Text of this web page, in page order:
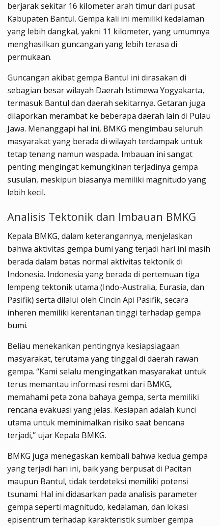
berjarak sekitar 16 kilometer arah timur dari pusat
Kabupaten Bantul. Gempa kali ini memiliki kedalaman
yang lebih dangkal, yakni 11 kilometer, yang umumnya
menghasilkan guncangan yang lebih terasa di
permukaan.
Guncangan akibat gempa Bantul ini dirasakan di
sebagian besar wilayah Daerah Istimewa Yogyakarta,
termasuk Bantul dan daerah sekitarnya. Getaran juga
dilaporkan merambat ke beberapa daerah lain di Pulau
Jawa. Menanggapi hal ini, BMKG mengimbau seluruh
masyarakat yang berada di wilayah terdampak untuk
tetap tenang namun waspada. Imbauan ini sangat
penting mengingat kemungkinan terjadinya gempa
susulan, meskipun biasanya memiliki magnitudo yang
lebih kecil.
Analisis Tektonik dan Imbauan BMKG
Kepala BMKG, dalam keterangannya, menjelaskan
bahwa aktivitas gempa bumi yang terjadi hari ini masih
berada dalam batas normal aktivitas tektonik di
Indonesia. Indonesia yang berada di pertemuan tiga
lempeng tektonik utama (Indo-Australia, Eurasia, dan
Pasifik) serta dilalui oleh Cincin Api Pasifik, secara
inheren memiliki kerentanan tinggi terhadap gempa
bumi.
Beliau menekankan pentingnya kesiapsiagaan
masyarakat, terutama yang tinggal di daerah rawan
gempa. “Kami selalu mengingatkan masyarakat untuk
terus memantau informasi resmi dari BMKG,
memahami peta zona bahaya gempa, serta memiliki
rencana evakuasi yang jelas. Kesiapan adalah kunci
utama untuk meminimalkan risiko saat bencana
terjadi,” ujar Kepala BMKG.
BMKG juga menegaskan kembali bahwa kedua gempa
yang terjadi hari ini, baik yang berpusat di Pacitan
maupun Bantul, tidak terdeteksi memiliki potensi
tsunami. Hal ini didasarkan pada analisis parameter
gempa seperti magnitudo, kedalaman, dan lokasi
episentrum terhadap karakteristik sumber gempa